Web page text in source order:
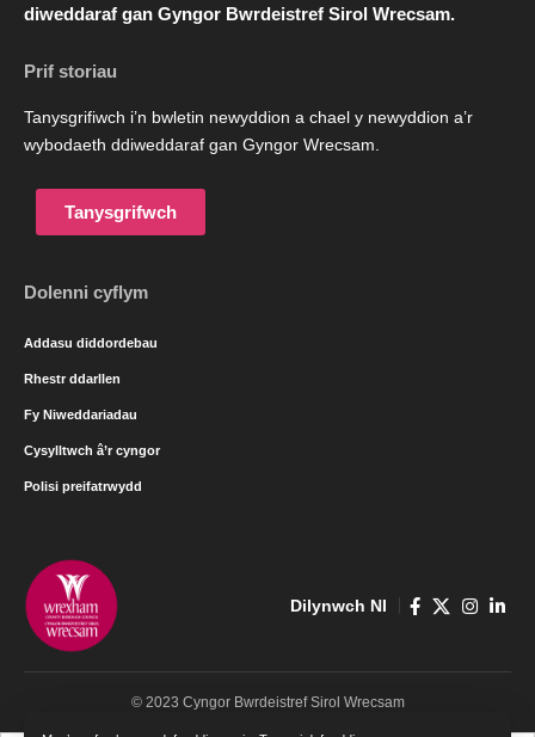
diweddaraf gan Gyngor Bwrdeistref Sirol Wrecsam.
Prif storiau
Tanysgrifiwch i’n bwletin newyddion a chael y newyddion a’r
wybodaeth ddiweddaraf gan Gyngor Wrecsam.
Tanysgrifwch
Dolenni cyflym
Addasu diddordebau
Rhestr ddarllen
Fy Niweddariadau
Cysylltwch â’r cyngor
Polisi preifatrwydd
Dilynwch NI
© 2023 Cyngor Bwrdeistref Sirol Wrecsam